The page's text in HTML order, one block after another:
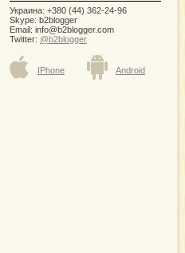
Украина: +380 (44) 362-24-96
Skype: b2blogger
Email: info@b2blogger.com
Twitter: @b2blogger
IPhone Android